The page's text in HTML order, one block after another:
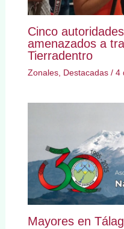
Cinco
amenazados a
Tierradentro
Zonales, Destacadas/ 4
Mayores en